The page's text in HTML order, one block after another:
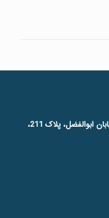
بلوار مرزداران ،بین اشرفی اصفهانی و خیابان ابوالفضل، پلاک 211،